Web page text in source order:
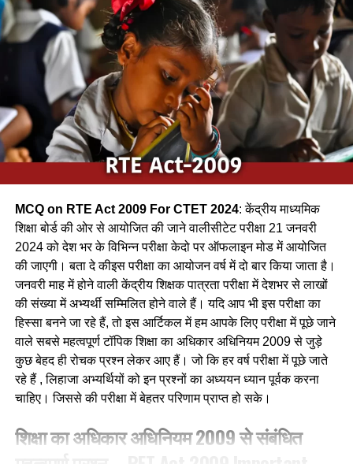
can be a bird.
(a) शकरखोरा / sugar cane
(b) कलचिडी / Kalchidi
(c) कौआ /Crow
(d) फाखता /
Ans-c
Q.2 निम्नलिखित में से कौन-सा पक्षी कैक्टस पोधे के कॉटों के बीच अपना
घोंसला बनाता है ?
(a) फाख्ता
(b) शकरखोरा
(c) बया
(d) कलचिडी
Ans-b
Q.3 ग्रामीण क्षेत्रों में, गाय के गोबर में मिट्टी के घरों की दीवारों और फर्श
MCQ on RTE Act 2009 For CTET 2024: केंद्रीय माध्यमिक
शिक्षा बोर्ड की ओर से आयोजित की जाने वालीसीटेट परीक्षा 21 जनवरी
2024 को देश भर के विभिन्न परीक्षा केदो पर ऑफलाइन मोड में आयोजित
की जाएगी। बता दे कीइस परीक्षा का आयोजन वर्ष में दो बार किया जाता है।
जनवरी माह में होने वाली केंद्रीय शिक्षक पात्रता परीक्षा में देशभर से लाखों
की संख्या में अभ्यर्थी सम्मिलित होने वाले हैं। यदि आप भी इस परीक्षा का
हिस्सा बनने जा रहे हैं, तो इस आर्टिकल में हम आपके लिए परीक्षा में पूछे जाने
वाले सबसे महत्वपूर्ण टॉपिक शिक्षा का अधिकार अधिनियम 2009 से जुड़े
कुछ बेहद ही रोचक प्रश्न लेकर आए हैं। जो कि हर वर्ष परीक्षा में पूछे जाते
रहे हैं , लिहाजा अभ्यर्थियों को इन प्रश्नों का अध्ययन ध्यान पूर्वक करना
चाहिए। जिससे की परीक्षा में बेहतर परिणाम प्राप्त हो सके।
शिक्षा का अधिकार अधिनियम 2009 से संबंधित